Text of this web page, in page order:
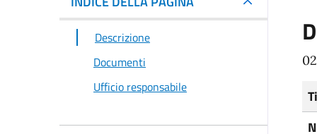
Descrizione
Documenti
Ufficio responsabile